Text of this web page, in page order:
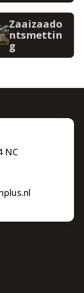
Zaaizaado
ntsmettin
g
NC